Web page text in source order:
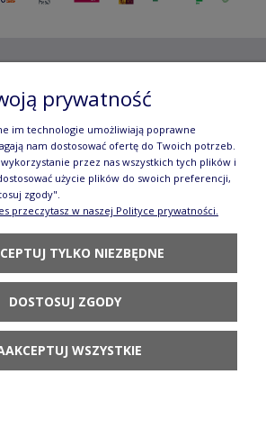
00-696 Warszawa | e-mail:
manufaktura.com|
Fotografie oraz opisy zamieszczone
własność autora, kopiowanie, edycja,
bez zgody autora zabronione.
autorskim, a korzystanie z nich może
Jeżeli chcesz uzyskać zgodę, napisz do
nas.
prywatność
im technologie umożliwiają poprawne
nam dostosować ofertę do Twoich potrzeb.
przez nas wszystkich tych plików i
użycie plików do swoich preferencji,
zgody".
przeczytasz w naszej Polityce prywatności.
TYLKO NIEZBĘDNE
DOSTOSUJ ZGODY
WSZYSTKIE